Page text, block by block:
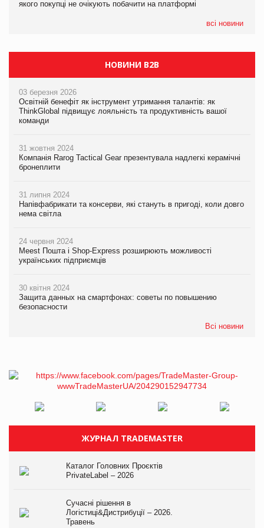
якого покупці не очікують побачити на платформі
всі новини
якого покупці не очікують побачити на платформі
НОВИНИ B2B
03 березня 2026
Освітній бенефіт як інструмент утримання талантів: як
ThinkGlobal підвищує лояльність та продуктивність вашої
команди
31 жовтня 2024
Компанія Rarog Tactical Gear презентувала надлегкі керамічні
бронеплити
31 липня 2024
Напівфабрикати та консерви, які стануть в пригоді, коли довго
нема світла
24 червня 2024
Meest Пошта і Shop-Express розширюють можливості
українських підприємців
30 квітня 2024
Защита данных на смартфонах: советы по повышению
безопасности
Всі новини
ЖУРНАЛ TRADEMASTER
Каталог Головних Проєктів
PrivateLabel – 2026
Сучасні рішення в
Логістиці&Дистрибуції – 2026.
Травень